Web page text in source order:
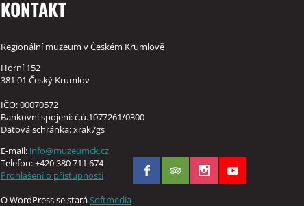
KONTAKT
Regionální muzeum v Českém Krumlově
Horní 152
381 01 Český Krumlov
IČO: 00070572
Bankovní spojení: č.ú.1077261/0300
Datová schránka: xrak7gs
E-mail: info@muzeumck.cz
Telefon: +420 380 711 674
Prohlášení o přístupnosti
O WordPress se staráSoftmedia